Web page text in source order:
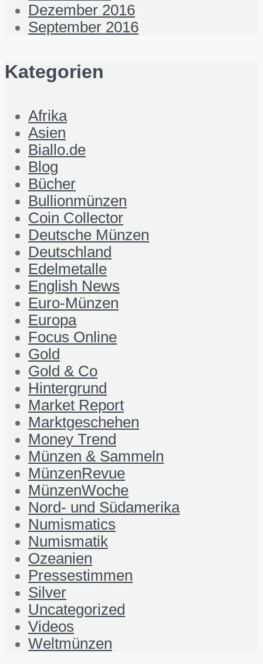
Dezember 2016
September 2016
Kategorien
Afrika
Asien
Biallo.de
Blog
Bücher
Bullionmünzen
Coin Collector
Deutsche Münzen
Deutschland
Edelmetalle
English News
Euro-Münzen
Europa
Focus Online
Gold
Gold & Co
Hintergrund
Market Report
Marktgeschehen
Money Trend
Münzen & Sammeln
MünzenRevue
MünzenWoche
Nord- und Südamerika
Numismatics
Numismatik
Ozeanien
Pressestimmen
Silver
Uncategorized
Videos
Weltmünzen